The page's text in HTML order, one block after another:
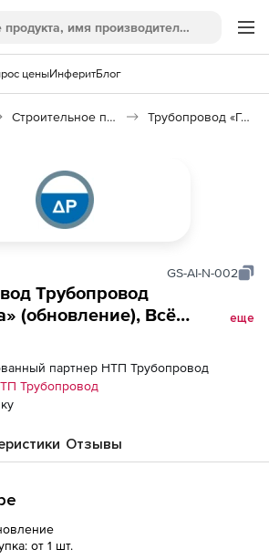
ценыИнферитБлог
Строительное программное обеспечение Трубопровод «Гидросистема»
GS-AI-N-002
Трубопровод
(обновление), Всё
2-й год
еще
партнер НТП Трубопровод
Трубопровод
Отзывы
от 1 шт.